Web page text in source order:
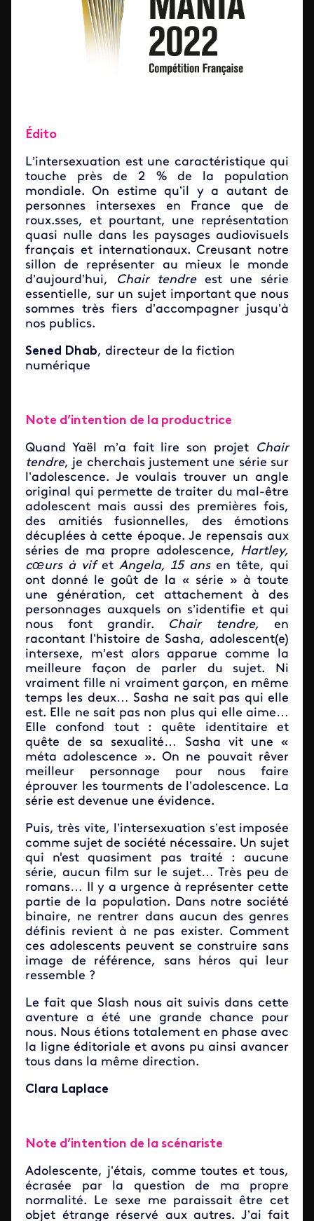
Édito
L’intersexuation est une caractéristique qui
touche près de 2 % de la population
mondiale. On estime qu’il y a autant de
personnes intersexes en France que de
roux.sses, et pourtant, une représentation
quasi nulle dans les paysages audiovisuels
français et internationaux. Creusant notre
sillon de représenter au mieux le monde
d’aujourd’hui,
Chair tendreest une série
essentielle, sur un sujet important que nous
sommes très fiers d’accompagner jusqu’à
nos publics.
Sened Dhab, directeur de la fiction
numérique
Note d’intention de la productrice
Quand Yaël m’a fait lire son projet
Chair
tendre, je cherchais justement une série sur
l’adolescence. Je voulais trouver un angle
original qui permette de traiter du mal-être
adolescent mais aussi des premières fois,
des amitiés fusionnelles, des émotions
décuplées à cette époque. Je repensais aux
séries de ma propre adolescence, Hartley,
cœurs à vifet Angela, 15 ansen tête, qui
ont donné le goût de la « série » à toute
une génération, cet attachement à des
personnages auxquels on s’identifie et qui
nous font grandir. Chair tendre, en
racontant l’histoire de Sasha, adolescent(e)
intersexe, m’est alors apparue comme la
meilleure façon de parler du sujet. Ni
vraiment fille ni vraiment garçon, en même
temps les deux… Sasha ne sait pas qui elle
est. Elle ne sait pas non plus qui elle aime…
Elle confond tout : quête identitaire et
quête de sa sexualité… Sasha vit une «
méta adolescence ». On ne pouvait rêver
meilleur personnage pour nous faire
éprouver les tourments de l’adolescence. La
série est devenue une évidence.
Puis, très vite, l’intersexuation s’est imposée
comme sujet de société nécessaire. Un sujet
qui n'est quasiment pas traité : aucune
série, aucun film sur le sujet… Très peu de
romans… Il y a urgence à représenter cette
partie de la population. Dans notre société
binaire, ne rentrer dans aucun des genres
définis revient à ne pas exister. Comment
ces adolescents peuvent se construire sans
image de référence, sans héros qui leur
ressemble ?
Le fait que Slash nous ait suivis dans cette
aventure a été une grande chance pour
nous. Nous étions totalement en phase avec
la ligne éditoriale et avons pu ainsi avancer
tous dans la même direction.
Clara Laplace
Note d’intention de la scénariste
Adolescente, j’étais, comme toutes et tous,
écrasée par la question de ma propre
normalité. Le sexe me paraissait être cet
objet étrange réservé aux autres. J’ai fait